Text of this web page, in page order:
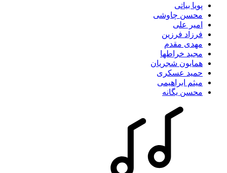
پویا بیاتی
محسن چاوشی
امیر علی
فرزاد فرزین
مهدی مقدم
مجید خراطها
همایون شجریان
حمید عسکری
میثم ابراهیمی
محسن یگانه